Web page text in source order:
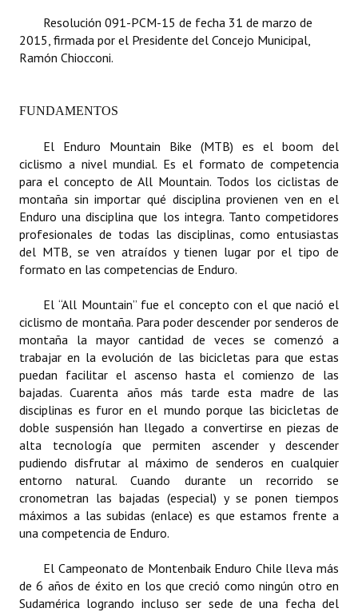
Dictámenes Asesoría Letrada
Actas de Sesión
Actas de Audiencias Públicas
NORMATIVA
Comunicaciones
Declaraciones
Resoluciones de Presidencia
INSTITUCIONAL
Antiguos Pobladores
Noticias Destacadas
Registros y Distinciones
Datos Históricos
Premio al Mérito - Registro
Audiencias Públicas - Registro
Mujeres que Dejaron Huellas - Registro
Resolución 091-PCM-15 de fecha 31 de marzo de
2015, firmada por el Presidente del Concejo Municipal,
Ramón Chiocconi.
FUNDAMENTOS
El Enduro Mountain Bike (MTB) es el boom del
ciclismo a nivel mundial. Es el formato de competencia
para el concepto de All Mountain. Todos los ciclistas de
montaña sin importar qué disciplina provienen ven en el
Enduro una disciplina que los integra. Tanto competidores
profesionales de todas las disciplinas, como entusiastas
del MTB, se ven atraídos y tienen lugar por el tipo de
formato en las competencias de Enduro.
El “All Mountain” fue el concepto con el que nació el
ciclismo de montaña. Para poder descender por senderos de
montaña la mayor cantidad de veces se comenzó a
trabajar en la evolución de las bicicletas para que estas
puedan facilitar el ascenso hasta el comienzo de las
bajadas. Cuarenta años más tarde esta madre de las
disciplinas es furor en el mundo porque las bicicletas de
doble suspensión han llegado a convertirse en piezas de
alta tecnología que permiten ascender y descender
pudiendo disfrutar al máximo de senderos en cualquier
entorno natural. Cuando durante un recorrido se
cronometran las bajadas (especial) y se ponen tiempos
máximos a las subidas (enlace) es que estamos frente a
una competencia de Enduro.
El Campeonato de Montenbaik Enduro Chile lleva más
de 6 años de éxito en los que creció como ningún otro en
Sudamérica logrando incluso ser sede de una fecha del